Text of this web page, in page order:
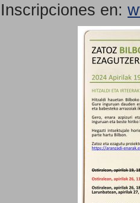
Inscripciones en: